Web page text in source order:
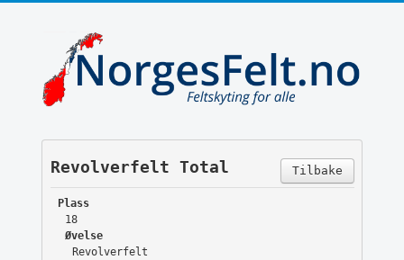
Tilbake
Revolverfelt Total
Plass
18
Øvelse
Revolverfelt